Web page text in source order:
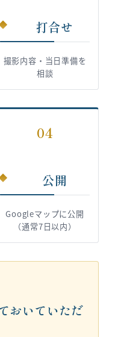
打合せ
撮影内容・当日準備を
相談
04
公開
Googleマップに公開
（通常7日以内）
おいていただ